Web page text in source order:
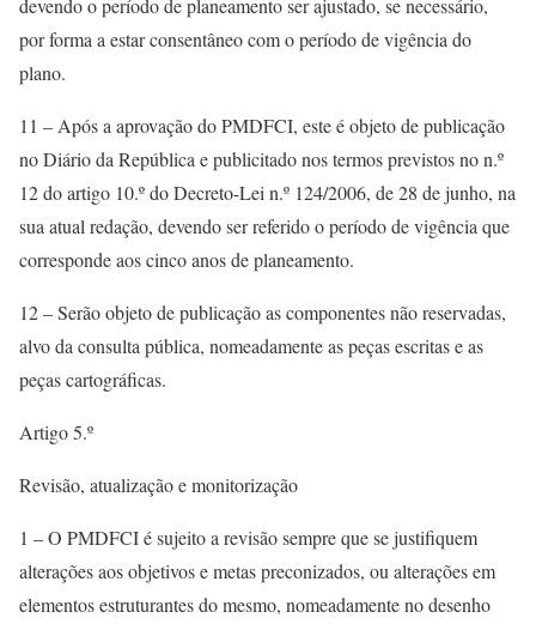
devendo o período de planeamento ser ajustado, se necessário,
por forma a estar consentâneo com o período de vigência do
plano.
11 – Após a aprovação do PMDFCI, este é objeto de publicação
no Diário da República e publicitado nos termos previstos no n.º
12 do artigo 10.º do Decreto-Lei n.º 124/2006, de 28 de junho, na
sua atual redação, devendo ser referido o período de vigência que
corresponde aos cinco anos de planeamento.
12 – Serão objeto de publicação as componentes não reservadas,
alvo da consulta pública, nomeadamente as peças escritas e as
peças cartográficas.
Artigo 5.º
Revisão, atualização e monitorização
1 – O PMDFCI é sujeito a revisão sempre que se justifiquem
alterações aos objetivos e metas preconizados, ou alterações em
elementos estruturantes do mesmo, nomeadamente no desenho